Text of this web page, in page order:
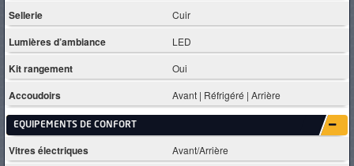
Sellerie Cuir
Lumières d’ambiance LED
Kit rangement Oui
Accoudoirs Avant | Réfrigéré | Arrière
EQUIPEMENTS DE CONFORT
Vitres électriques Avant/Arrière